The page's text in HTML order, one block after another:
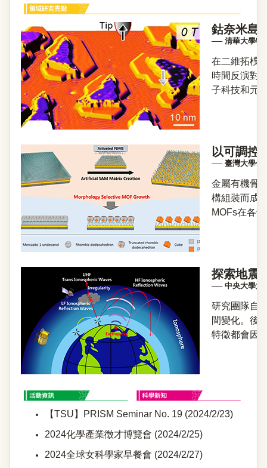
鈷奈米島
── 清華大學物
在二維拓樸
時間反演對
子科技和元
以可調控
── 臺灣大學化
金屬有機骨
構組裝而成
MOFs在各
探索地震
── 中央大學太
研究團隊自
間變化。後
特徵都會因
【TSU】PRISM Seminar No. 19 (2024/2/23)
2024化學產業徵才博覽會 (2024/2/25)
2024全球女科學家早餐會 (2024/2/27)